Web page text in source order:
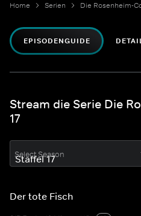
Home Serien Die Rosenheim-
EPISODENGUIDE
Stream die Serie Die
17
Select Season
Der tote Fisch